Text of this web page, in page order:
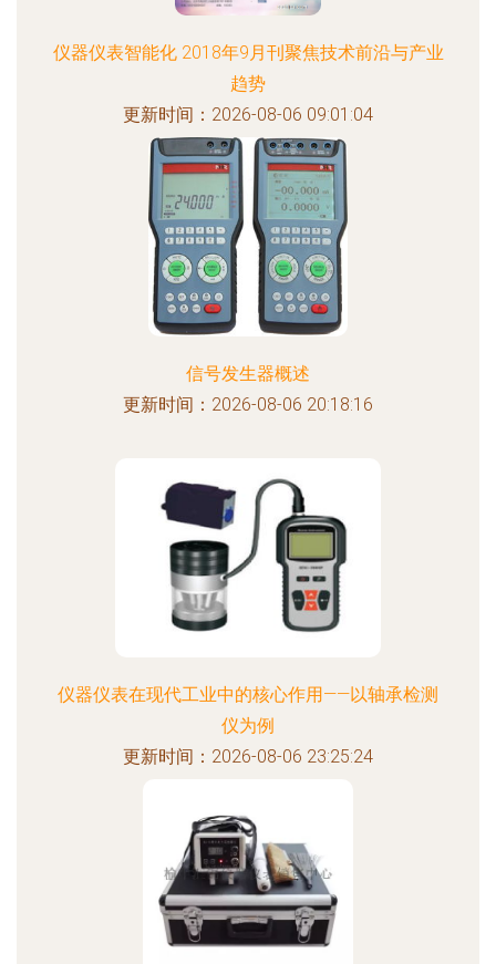
仪器仪表智能化 2018年9月刊聚焦技术前沿与产业
趋势
更新时间：2026-08-06 09:01:04
信号发生器概述
更新时间：2026-08-06 20:18:16
仪器仪表在现代工业中的核心作用——以轴承检测
仪为例
更新时间：2026-08-06 23:25:24